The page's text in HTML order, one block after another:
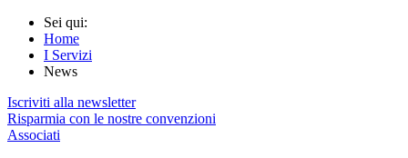
Sei qui:
Home
I Servizi
News
Iscriviti alla newsletter
Risparmia con le nostre convenzioni
Associati